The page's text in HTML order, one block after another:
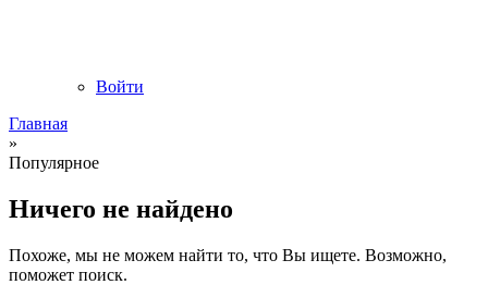
Войти
Главная
»
Популярное
Ничего не найдено
Похоже, мы не можем найти то, что Вы ищете. Возможно,
поможет поиск.